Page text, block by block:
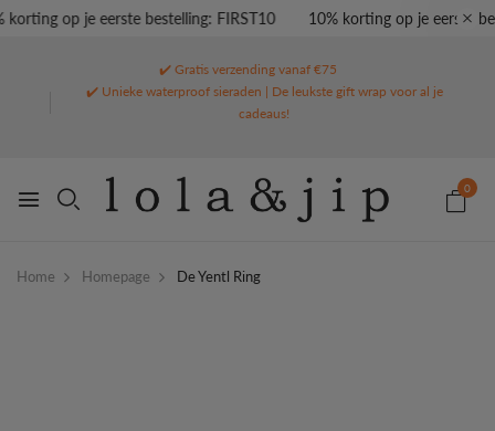
op je eerste bestelling: FIRST10 10% korting op je eerste
✔️ Gratis verzending vanaf €75
✔️ Unieke waterproof sieraden | De leukste gift wrap voor al je
cadeaus!
0
Home Homepage De Yentl Ring